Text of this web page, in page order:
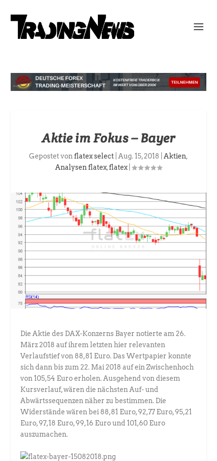
Aktie im Fokus – Bayer
Gepostet vonflatex select Aug. 15, 2018 Aktien,
Analysen flatex,flatex
Die Aktie des DAX-Konzerns Bayer notierte am 26.
März 2018 auf ihrem letzten hier relevanten
Verlaufstief von 88,81 Euro. Das Wertpapier konnte
sich dann bis zum 22. Mai 2018 auf ein Zwischenhoch
von 105,54 Euro erholen. Ausgehend von diesem
Kursverlauf, wären die nächsten Auf- und
Abwärtssequenzen näher zu bestimmen. Die
Widerstände wären bei 88,81 Euro, 92,77 Euro, 95,21
Euro, 97,18 Euro, 99,16 Euro und 101,60 Euro
auszumachen.